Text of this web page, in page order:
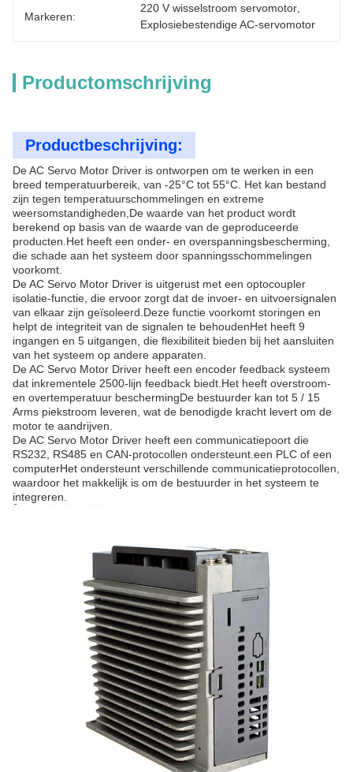
Markeren:
220 V wisselstroom servomotor
Explosiebestendige AC-servomotor
Productomschrijving
Productbeschrijving:
De AC Servo Motor Driver is ontworpen om te werken in een
breed temperatuurbereik, van -25°C tot 55°C. Het kan bestand
zijn tegen temperatuurschommelingen en extreme
weersomstandigheden,De waarde van het product wordt
berekend op basis van de waarde van de geproduceerde
producten.Het heeft een onder- en overspanningsbescherming,
die schade aan het systeem door spanningsschommelingen
voorkomt.
De AC Servo Motor Driver is uitgerust met een optocoupler
isolatie-functie, die ervoor zorgt dat de invoer- en uitvoersignalen
van elkaar zijn geïsoleerd.Deze functie voorkomt storingen en
helpt de integriteit van de signalen te behoudenHet heeft 9
ingangen en 5 uitgangen, die flexibiliteit bieden bij het aansluiten
van het systeem op andere apparaten.
De AC Servo Motor Driver heeft een encoder feedback systeem
dat inkrementele 2500-lijn feedback biedt.Het heeft overstroom-
en overtemperatuur beschermingDe bestuurder kan tot 5 / 15
Arms piekstroom leveren, wat de benodigde kracht levert om de
motor te aandrijven.
De AC Servo Motor Driver heeft een communicatiepoort die
RS232, RS485 en CAN-protocollen ondersteunt.een PLC of een
computerHet ondersteunt verschillende communicatieprotocollen,
waardoor het makkelijk is om de bestuurder in het systeem te
integreren.